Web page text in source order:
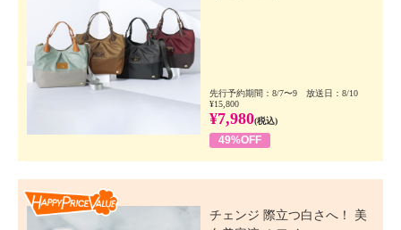
先行予約期間：8/7〜9 放送日：8/10
¥15,800
¥7,980(税込)
49%OFF
チェンジ 際立つ白さへ！ 美